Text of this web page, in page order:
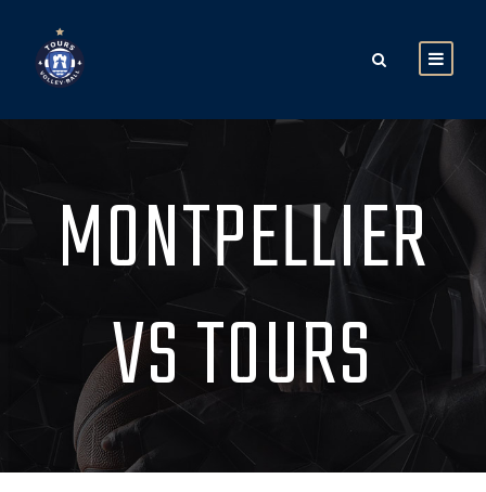
MONTPELLIER
VS TOURS